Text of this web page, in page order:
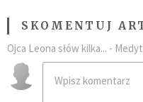
SKOMENTUJ
Ojca Leona słów kilka... -